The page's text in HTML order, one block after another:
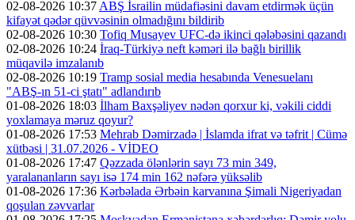
02-08-2026 10:37ABŞ İsrailin müdafiəsini davam etdirmək üçün
kifayət qədər qüvvəsinin olmadığını bildirib
02-08-2026 10:30 Tofiq Musayev UFC-də ikinci qələbəsini qazandı
02-08-2026 10:24 İraq-Türkiyə neft kəməri ilə bağlı birillik
müqavilə imzalanıb
02-08-2026 10:19 Tramp sosial media hesabında Venesuelanı
"ABŞ-ın 51-ci ştatı" adlandırıb
01-08-2026 18:03 İlham Baxşəliyev nədən qorxur ki, vəkili ciddi
yoxlamaya məruz qoyur?
01-08-2026 17:53 Mehrab Dəmirzadə | İslamda ifrat və təfrit | Cümə
xütbəsi | 31.07.2026 - VİDEO
01-08-2026 17:47 Qəzzada ölənlərin sayı 73 min 349,
yaralananların sayı isə 174 min 162 nəfərə yüksəlib
01-08-2026 17:36 Kərbəlada Ərbəin karvanına Şimali Nigeriyadan
qoşulan zəvvarlar